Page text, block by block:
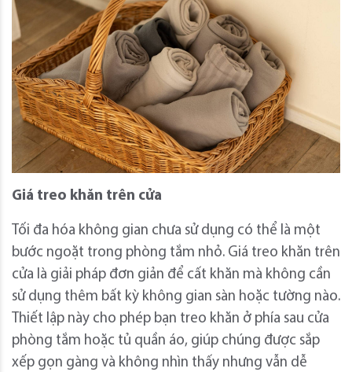
Giá treo khăn trên cửa
Tối đa hóa không gian chưa sử dụng có thể là một
bước ngoặt trong phòng tắm nhỏ. Giá treo khăn trên
cửa là giải pháp đơn giản để cất khăn mà không cần
sử dụng thêm bất kỳ không gian sàn hoặc tường nào.
Thiết lập này cho phép bạn treo khăn ở phía sau cửa
phòng tắm hoặc tủ quần áo, giúp chúng được sắp
xếp gọn gàng và không nhìn thấy nhưng vẫn dễ